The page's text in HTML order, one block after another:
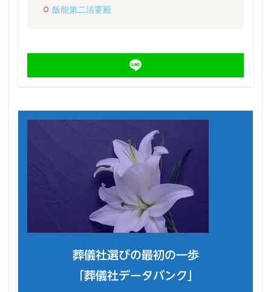
飯能第二法要殿
葬儀社選びの最初の一歩
「葬儀社データバンク」